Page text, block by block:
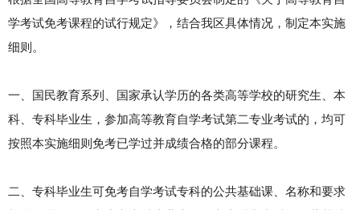
学考试免考课程的试行规定》，结合我区具体情况，制定本实施
细则。
一、国民教育系列、国家承认学历的各类高等学校的研究生、本
科、专科毕业生，参加高等教育自学考试第二专业考试的，均可
按照本实施细则免考已学过并成绩合格的部分课程。
二、专科毕业生可免考自学考试专科的公共基础课、名称和要求